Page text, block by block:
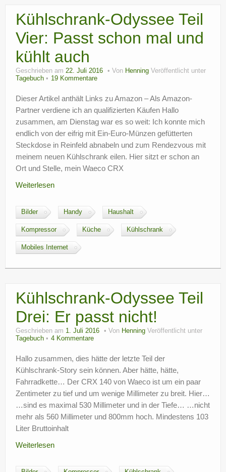
Kühlschrank-Odyssee Teil
Vier: Passt schon mal und
kühlt auch
Geschrieben am 22. Juli 2016 Von Henning Veröffentlicht unter
Tagebuch
19 Kommentare
Dieser Artikel anthält Links zu Amazon – Als Amazon-
Partner verdiene ich an qualifizierten Käufen Hallo
zusammen, am Dienstag war es so weit: Ich konnte mich
endlich von der eifrig mit Ein-Euro-Münzen gefütterten
Steckdose in Reinfeld abnabeln und zum Rendezvous mit
meinem neuen Kühlschrank eilen. Hier sitzt er schon an
Ort und Stelle, mein Waeco CRX
Weiterlesen
Bilder Handy Haushalt
Kompressor Küche Kühlschrank
Mobiles Internet
Kühlschrank-Odyssee Teil
Drei: Er passt nicht!
Geschrieben am 1. Juli 2016 Von Henning Veröffentlicht unter
Tagebuch
4 Kommentare
Hallo zusammen, dies hätte der letzte Teil der
Kühlschrank-Story sein können. Aber hätte, hätte,
Fahrradkette… Der CRX 140 von Waeco ist um ein paar
Zentimeter zu tief und um wenige Millimeter zu breit. Hier…
…sind es maximal 530 Millimeter und in der Tiefe… …nicht
mehr als 560 Millimeter und 800mm hoch. Mindestens 103
Liter Bruttoinhalt
Weiterlesen